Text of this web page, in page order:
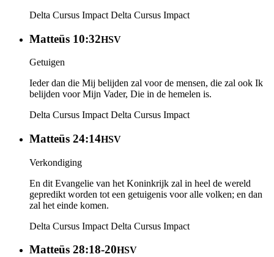
Delta Cursus Impact Delta Cursus Impact
Matteüs 10:32HSV
Getuigen
Ieder dan die Mij belijden zal voor de mensen, die zal ook Ik
belijden voor Mijn Vader, Die in de hemelen is.
Delta Cursus Impact Delta Cursus Impact
Matteüs 24:14HSV
Verkondiging
En dit Evangelie van het Koninkrijk zal in heel de wereld
gepredikt worden tot een getuigenis voor alle volken; en dan
zal het einde komen.
Delta Cursus Impact Delta Cursus Impact
Matteüs 28:18-20HSV